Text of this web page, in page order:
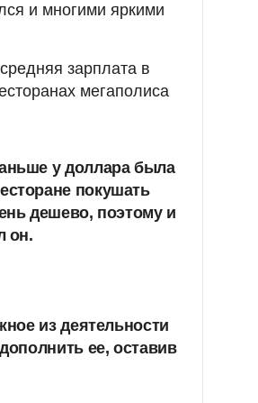
и многими яркими
зарплата в
мегаполиса
у доллара была
покушать
дешево, поэтому и
он.
из деятельности
ее, оставив